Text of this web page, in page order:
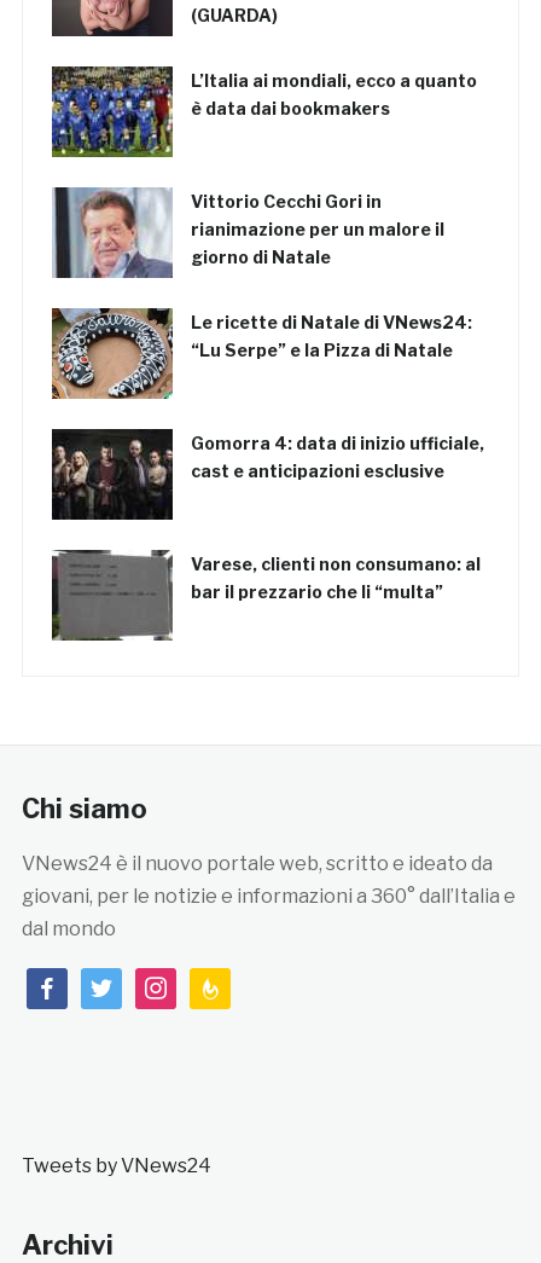
(GUARDA)
L’Italia ai mondiali, ecco a quanto
è data dai bookmakers
Vittorio Cecchi Gori in
rianimazione per un malore il
giorno di Natale
Le ricette di Natale di VNews24:
“Lu Serpe” e la Pizza di Natale
Gomorra 4: data di inizio ufficiale,
cast e anticipazioni esclusive
Varese, clienti non consumano: al
bar il prezzario che li “multa”
Chi siamo
VNews24 è il nuovo portale web, scritto e ideato da
giovani, per le notizie e informazioni a 360° dall’Italia e
dal mondo
facebooktwitterinstagramfeedburner
Tweets by VNews24
Archivi